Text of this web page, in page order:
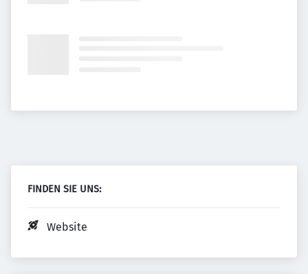
FINDEN SIE UNS:
Website